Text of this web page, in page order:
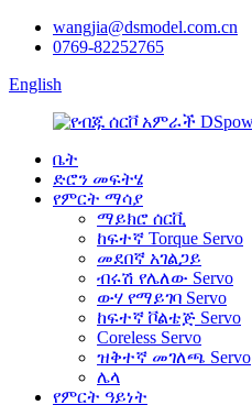
wangjia@dsmodel.com.cn
0769-82252765
English
ቤት
ድሮን መፍትሄ
የምርት ማሳያ
ማይክሮ ሰርቪ
ከፍተኛ Torque Servo
መደበኛ አገልጋይ
ብሩሽ የሌለው Servo
ውሃ የማይገባ Servo
ከፍተኛ ቮልቴጅ Servo
Coreless Servo
ዝቅተኛ መገለጫ Servo
ሌላ
የምርት ዓይነት